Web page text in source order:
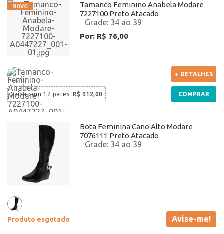
Tamanco Feminino Anabela Modare
7227100 Preto Atacado
34 ao 39
Por: R$ 76,00
Caixa com 12 pares: R$ 912,00
+ DETALHES
COMPRAR
Bota Feminina Cano Alto Modare
7076111 Preto Atacado
34 ao 39
Produto esgotado Avise-me!